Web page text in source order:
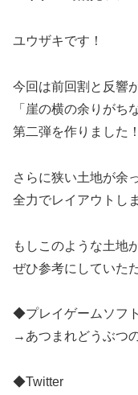
ユウザキです！
今回は前回割と反響
「崖の横の余りがち
第二弾を作りました！
さらに狭い土地が余
全力でレイアウトし
もしこのような土地
ぜひ参考にしていた
◆プレイゲームソフト
→あつまれどうぶつ
◆Twitter